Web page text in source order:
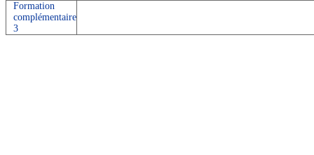
Formation
complémentaire
3